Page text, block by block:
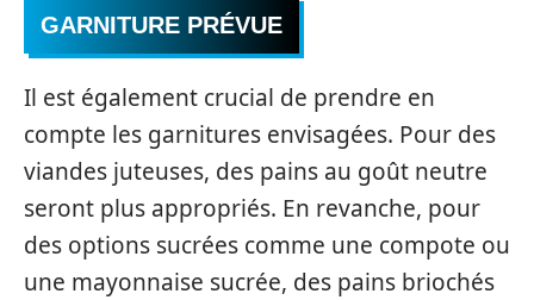
GARNITURE PRÉVUE
Il est également crucial de prendre en
compte les garnitures envisagées. Pour des
viandes juteuses, des pains au goût neutre
seront plus appropriés. En revanche, pour
des options sucrées comme une compote ou
une mayonnaise sucrée, des pains briochés